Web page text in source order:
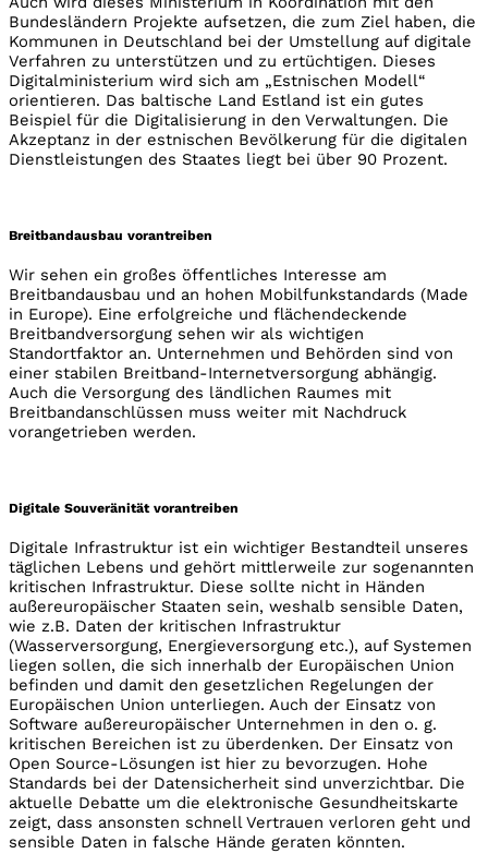
Bundesländern Projekte aufsetzen, die zum Ziel haben, die
Kommunen in Deutschland bei der Umstellung auf digitale
Verfahren zu unterstützen und zu ertüchtigen. Dieses
Digitalministerium wird sich am „Estnischen Modell“
orientieren. Das baltische Land Estland ist ein gutes
Beispiel für die Digitalisierung in den Verwaltungen. Die
Akzeptanz in der estnischen Bevölkerung für die digitalen
Dienstleistungen des Staates liegt bei über 90 Prozent.
Breitbandausbau vorantreiben
Wir sehen ein großes öffentliches Interesse am
Breitbandausbau und an hohen Mobilfunkstandards (Made
in Europe). Eine erfolgreiche und flächendeckende
Breitbandversorgung sehen wir als wichtigen
Standortfaktor an. Unternehmen und Behörden sind von
einer stabilen Breitband-Internetversorgung abhängig.
Auch die Versorgung des ländlichen Raumes mit
Breitbandanschlüssen muss weiter mit Nachdruck
vorangetrieben werden.
Digitale Souveränität vorantreiben
Digitale Infrastruktur ist ein wichtiger Bestandteil unseres
täglichen Lebens und gehört mittlerweile zur sogenannten
kritischen Infrastruktur. Diese sollte nicht in Händen
außereuropäischer Staaten sein, weshalb sensible Daten,
wie z.B. Daten der kritischen Infrastruktur
(Wasserversorgung, Energieversorgung etc.), auf Systemen
liegen sollen, die sich innerhalb der Europäischen Union
befinden und damit den gesetzlichen Regelungen der
Europäischen Union unterliegen. Auch der Einsatz von
Software außereuropäischer Unternehmen in den o. g.
kritischen Bereichen ist zu überdenken. Der Einsatz von
Open­ Source-Lösungen ist hier zu bevorzugen. Hohe
Standards bei der Datensicherheit sind unverzichtbar. Die
aktuelle Debatte um die elektronische Gesundheitskarte
zeigt, dass ansonsten schnell Vertrauen verloren geht und
sensible Daten in falsche Hände geraten könnten.